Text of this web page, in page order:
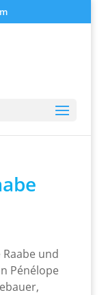
und
Pénélope